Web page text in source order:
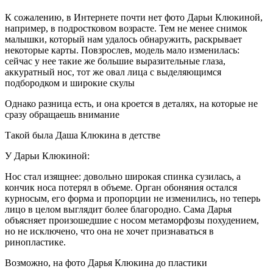
К сожалению, в Интернете почти нет фото Дарьи Клюкиной,
например, в подростковом возрасте. Тем не менее снимок
малышки, который нам удалось обнаружить, раскрывает
некоторые карты. Повзрослев, модель мало изменилась:
сейчас у нее такие же большие выразительные глаза,
аккуратный нос, тот же овал лица с выделяющимся
подбородком и широкие скулы
Однако разница есть, и она кроется в деталях, на которые не
сразу обращаешь внимание
Такой была Даша Клюкина в детстве
У Дарьи Клюкиной:
Нос стал изящнее: довольно широкая спинка сузилась, а
кончик носа потерял в объеме. Орган обоняния остался
курносым, его форма и пропорции не изменились, но теперь
лицо в целом выглядит более благородно. Сама Дарья
объясняет произошедшие с носом метаморфозы похудением,
но не исключено, что она не хочет признаваться в
ринопластике.
Возможно, на фото Дарья Клюкина до пластики